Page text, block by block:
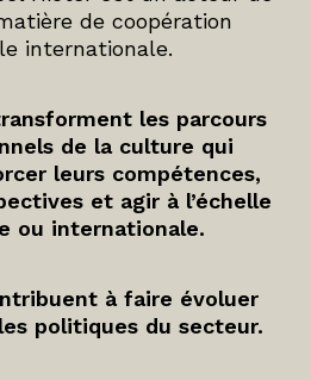
de coopération
internationale.
les parcours
de la culture qui
leurs compétences,
et agir à l’échelle
ou internationale.
à faire évoluer
politiques du secteur.